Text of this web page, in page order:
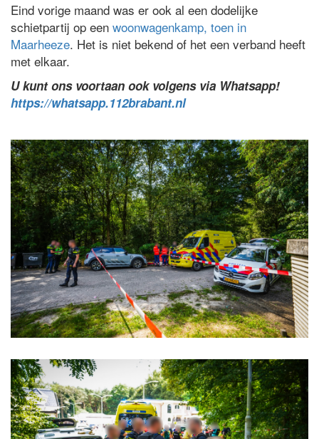
Eind vorige maand was er ook al een dodelijke
schietpartij op een woonwagenkamp, toen in
Maarheeze. Het is niet bekend of het een verband heeft
met elkaar.
U kunt ons voortaan ook volgens via Whatsapp!
https://whatsapp.112brabant.nl